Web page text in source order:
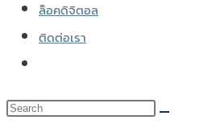
ล็อคดิจิตอล
ติดต่อเรา
search